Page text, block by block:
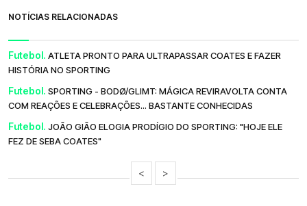
NOTÍCIAS RELACIONADAS
Futebol. ATLETA PRONTO PARA ULTRAPASSAR COATES E FAZER
HISTÓRIA NO SPORTING
Futebol. SPORTING - BODØ/GLIMT: MÁGICA REVIRAVOLTA CONTA
COM REAÇÕES E CELEBRAÇÕES... BASTANTE CONHECIDAS
Futebol. JOÃO GIÃO ELOGIA PRODÍGIO DO SPORTING: "HOJE ELE
FEZ DE SEBA COATES"
< >